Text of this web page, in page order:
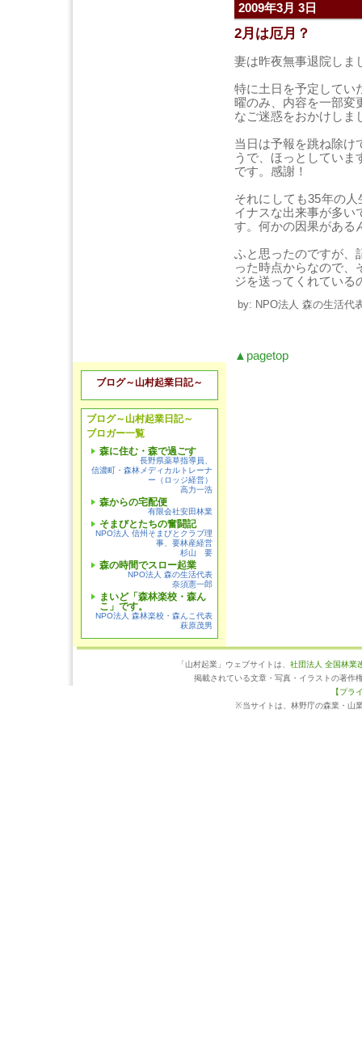
2009年3月 3日
2月は厄月？
妻は昨夜無事退院しま
特に土日を予定してい
曜のみ、内容を一部変
なご迷惑をおかけしま
当日は予報を跳ね除け
うで、ほっとしてい
です。感謝！
それにしても35年の
イナスな出来事が多い
す。何かの因果がある
ふと思ったのですが、
った時点からなので、
ジを送ってくれている
by: NPO法人 森の生活代
▲pagetop
ブログ～山村起業日記～
ブログ～山村起業日記～
ブロガー一覧
森に住む・森で過ごす
長野県薬草指導員、
信濃町・森林メディカルトレーナ
ー（ロッジ経営）
高力一浩
森からの宅配便
有限会社安田林業
そまびとたちの奮闘記
NPO法人 信州そまびとクラブ理
事、要林産経営
杉山 要
森の時間でスロー起業
NPO法人 森の生活代表
奈須憲一郎
まいど「森林楽校・森ん
こ」です。
NPO法人 森林楽校・森んこ代表
萩原茂男
「山村起業」ウェブサイトは、 社団法人 全国林業
掲載されている文章・写真・イラストの著作
【プラ
※当サイトは、林野庁の森業・山